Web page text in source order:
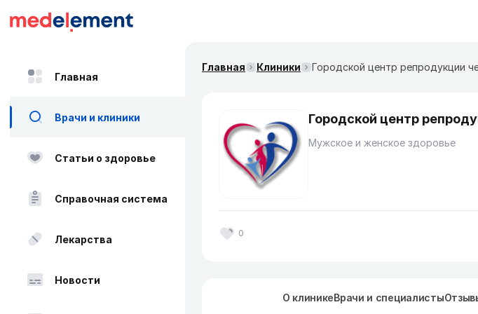
Главная
Врачи и клиники
Статьи о здоровье
Справочная система
Лекарства
Новости
Главная Клиники Городской центр репродукции
Городской центр
Мужское и женское здоровье
0
О клиникеВрачи и специалисты